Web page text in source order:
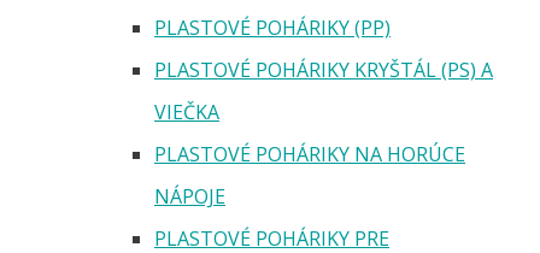
PLASTOVÉ POHÁRIKY (PP)
PLASTOVÉ POHÁRIKY KRYŠTÁL (PS) A
VIEČKA
PLASTOVÉ POHÁRIKY NA HORÚCE
NÁPOJE
PLASTOVÉ POHÁRIKY PRE